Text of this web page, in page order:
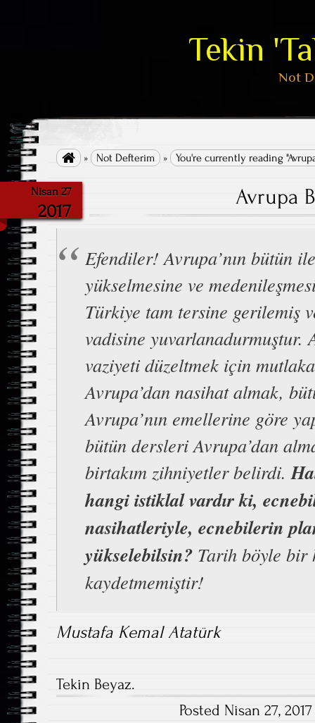
Tekin
Not
 » Not Defterim » You're currently reading
Nisan 27
2017
Avrupa
Efendiler! Avrupa’nın bütün
yükselmesine ve
Türkiye tam tersine gerilemiş
vadisine yuvarlanadurmuştur.
vaziyeti düzeltmek için mutlaka
Avrupa’dan nasihat almak,
Avrupa’nın emellerine göre
bütün dersleri Avrupa’dan
birtakım zihniyetler belirdi.
hangi istiklal vardır ki,
nasihatleriyle, ecnebilerin
yükselebilsin? Tarih böyle bir
kaydetmemiştir!
Mustafa Kemal Atatürk
Tekin Beyaz.
Posted Nisan 27,